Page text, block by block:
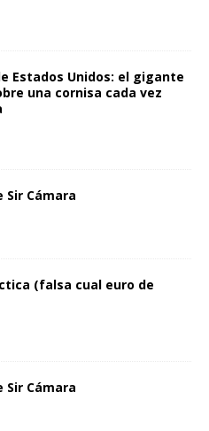
Estados Unidos: el gigante
una cornisa cada vez
Sir Cámara
(falsa cual euro de
Sir Cámara